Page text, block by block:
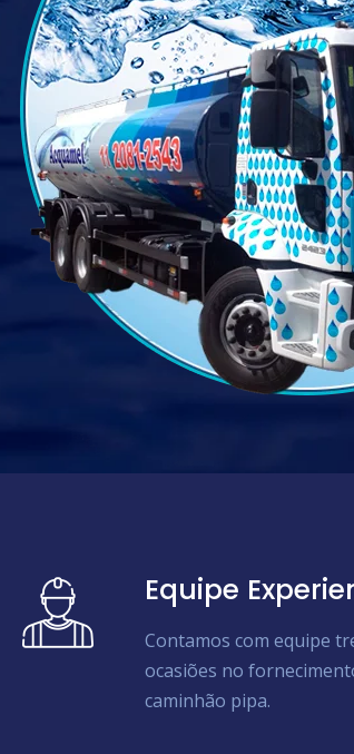
Equipe
Contamos com equipe
ocasiões no
caminhão pipa.